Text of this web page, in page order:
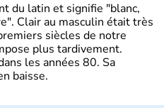
du latin et signifie "blanc,
Clair au masculin était très
siècles de notre
plus tardivement.
les années 80. Sa
baisse.